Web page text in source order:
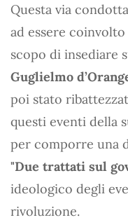
Questa via
ad essere
scopo di insediare
Guglielmo
poi stato
questi eventi della
per comporre una
"Due trattati sul
ideologico degli
rivoluzione.